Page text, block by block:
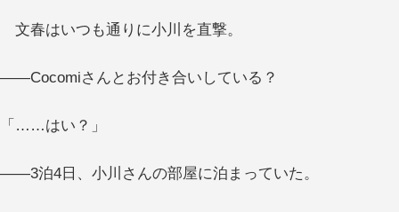
文春はいつも通りに小川を直撃。
――Cocomiさんとお付き合いしている？
「……はい？」
――3泊4日、小川さんの部屋に泊まっていた。